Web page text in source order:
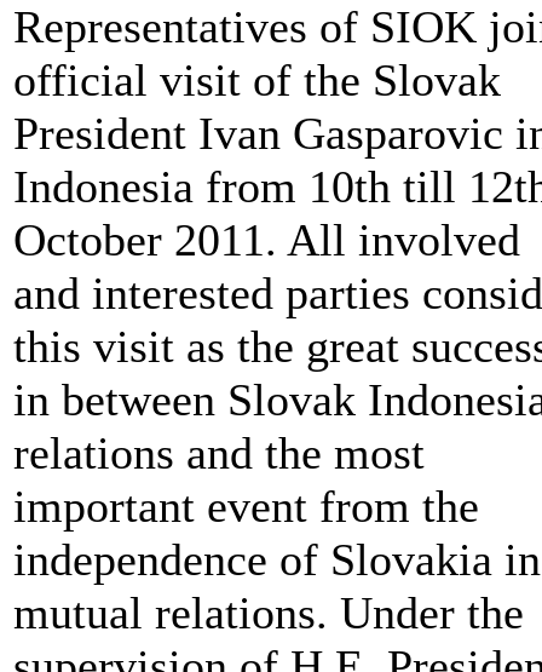
Representatives of SIOK
official visit of the Slovak
President Ivan Gasparovic
Indonesia from 10th till
October 2011. All involved
and interested parties
this visit as the great
in between Slovak
relations and the most
important event from the
independence of Slovakia in
mutual relations. Under the